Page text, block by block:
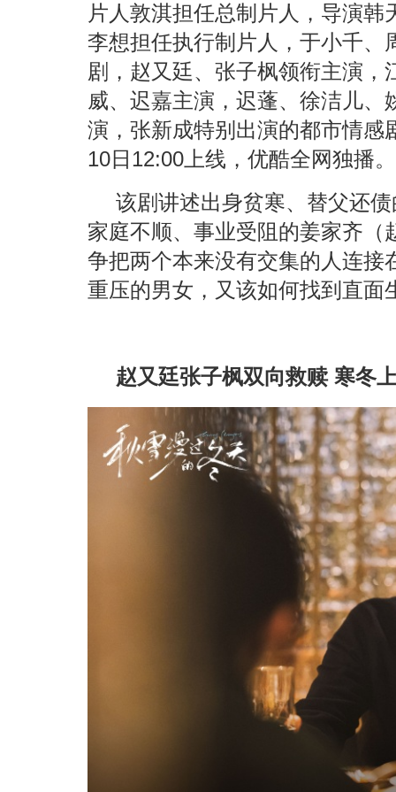
片人敦淇担任总制片人，导演
李想担任执行制片人，于小千、
剧，赵又廷、张子枫领衔主演
威、迟嘉主演，迟蓬、徐洁儿
演，张新成特别出演的都市情感
10日12:00上线，优酷全网独播。
该剧讲述出身贫寒、替父还
家庭不顺、事业受阻的姜家齐
争把两个本来没有交集的人连接
重压的男女，又该如何找到直面
赵又廷张子枫双向救赎 寒冬